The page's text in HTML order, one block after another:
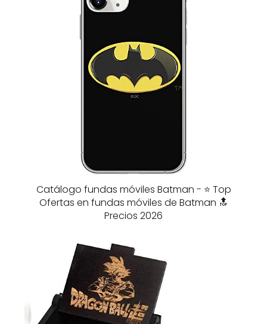
Catálogo fundas móviles Batman - ⭐️ Top
Ofertas en fundas móviles de Batman 🔝
Precios 2026